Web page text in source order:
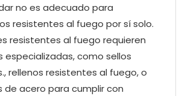
no es adecuado para
resistentes al fuego por sí solo.
resistentes al fuego requieren
especializadas, como sellos
rellenos resistentes al fuego, o
de acero para cumplir con